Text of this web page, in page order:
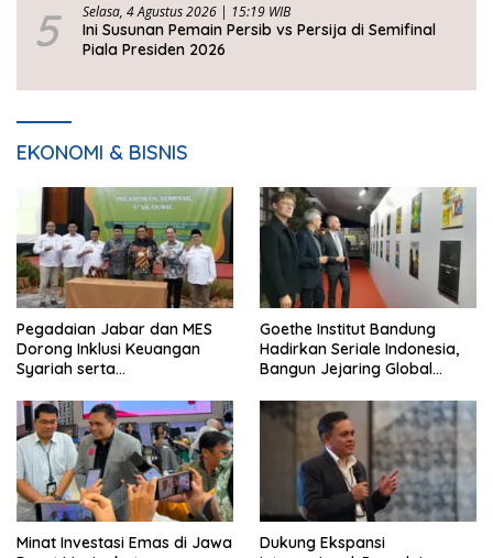
5 Selasa, 4 Agustus 2026 | 15:19 WIB
Ini Susunan Pemain Persib vs Persija di Semifinal
Piala Presiden 2026
EKONOMI & BISNIS
Pegadaian Jabar dan MES
Dorong Inklusi Keuangan
Syariah serta
Goethe Institut Bandung
Hadirkan Seriale Indonesia,
Bangun Jejaring Global
Minat Investasi Emas di Jawa
Dukung Ekspansi